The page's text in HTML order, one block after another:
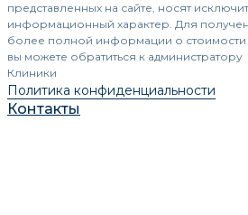
представленных на сайте, носят
информационный характер. Для
более полной информации о стоимости
вы можете обратиться к администратору
Клиники
Политика конфиденциальности
Контакты